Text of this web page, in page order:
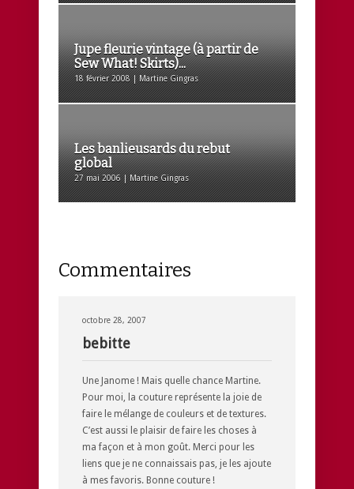
Jupe fleurie vintage (à partir de
Sew What! Skirts)...
18 février 2008 | Martine Gingras
Les banlieusards du rebut
global
27 mai 2006 | Martine Gingras
Commentaires
octobre 28, 2007
bebitte
Une Janome ! Mais quelle chance Martine.
Pour moi, la couture représente la joie de
faire le mélange de couleurs et de textures.
C’est aussi le plaisir de faire les choses à
ma façon et à mon goût. Merci pour les
liens que je ne connaissais pas, je les ajoute
à mes favoris. Bonne couture !